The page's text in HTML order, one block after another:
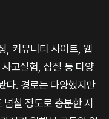
, 커뮤니티 사이트, 웹
고실험, 삽질 등 다양
다. 경로는 다양했지만
칠 정도로 충분한 지